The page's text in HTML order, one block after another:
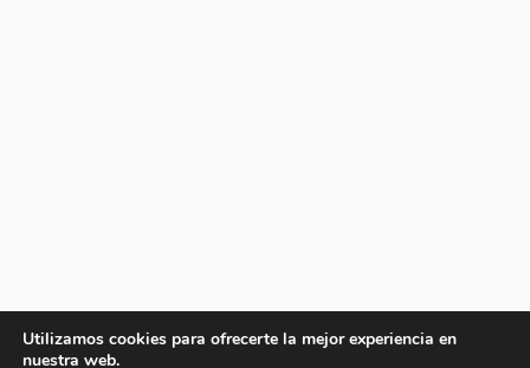
Utilizamos cookies para ofrecerte la mejor experiencia en
nuestra web.